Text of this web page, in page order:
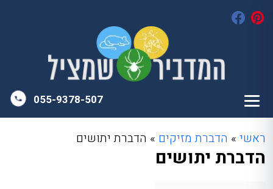
055-9378-507
ראשי » הדברת מזיקים » הדברת יתושים
הדברת יתושים